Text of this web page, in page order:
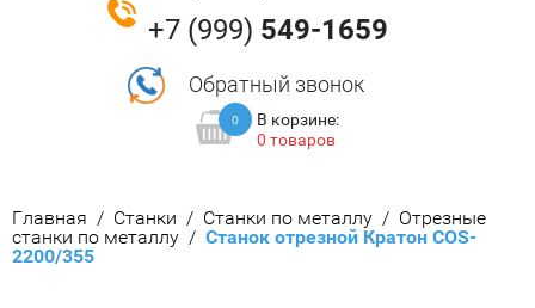
+7 (999) 549-1659
Обратный звонок
0
В корзине:
0 товаров
Главная / Станки / Станки по металлу / Отрезные
станки по металлу /
  Станок отрезной Кратон COS-
2200/355